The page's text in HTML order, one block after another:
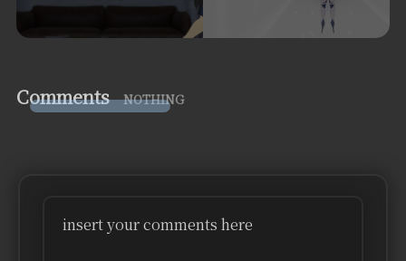
Comments NOTHING
insert your comments here